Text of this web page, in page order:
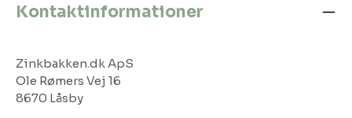
Kontaktinformationer
Zinkbakken.dk ApS
Ole Rømers Vej 16
8670 Låsby